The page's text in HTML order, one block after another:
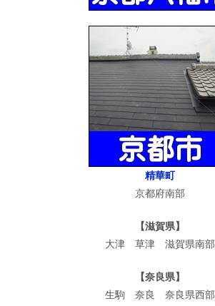
精華町
京都府南部
【滋賀県】
大津 草津 滋賀県南部
【奈良県】
生駒 奈良 奈良県西部